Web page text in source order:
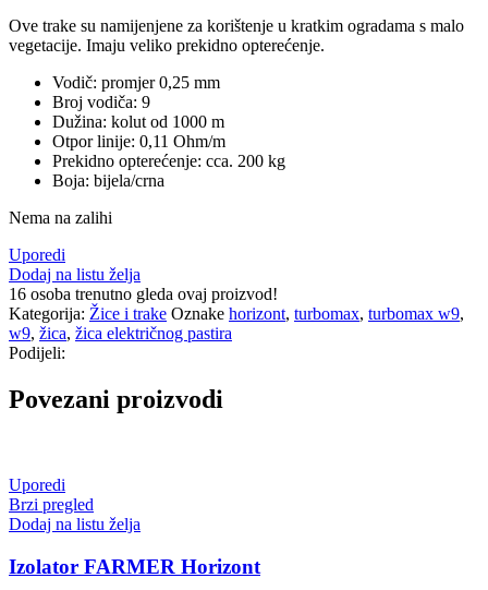
Ove trake su namijenjene za korištenje u kratkim ogradama s malo
vegetacije. Imaju veliko prekidno opterećenje.
Vodič: promjer 0,25 mm
Broj vodiča: 9
Dužina: kolut od 1000 m
Otpor linije: 0,11 Ohm/m
Prekidno opterećenje: cca. 200 kg
Boja: bijela/crna
Nema na zalihi
Uporedi
Dodaj na listu želja
16 osoba trenutno gleda ovaj proizvod!
Kategorija: Žice i trake Oznake horizont, turbomax, turbomax w9,
w9, žica, žica električnog pastira
Podijeli:
Povezani proizvodi
Uporedi
Brzi pregled
Dodaj na listu želja
Izolator FARMER Horizont